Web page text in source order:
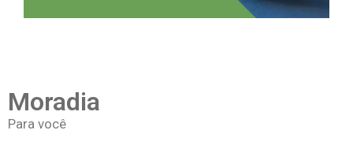
Moradia
Para você